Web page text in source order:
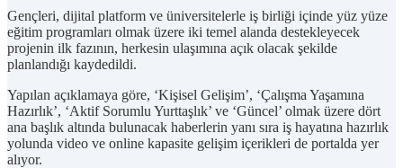
Gençleri, dijital platform ve üniversitelerle iş birliği içinde yüz yüze
eğitim programları olmak üzere iki temel alanda destekleyecek
projenin ilk fazının, herkesin ulaşımına açık olacak şekilde
planlandığı kaydedildi.
Yapılan açıklamaya göre, ‘Kişisel Gelişim’, ‘Çalışma Yaşamına
Hazırlık’, ‘Aktif Sorumlu Yurttaşlık’ ve ‘Güncel’ olmak üzere dört
ana başlık altında bulunacak haberlerin yanı sıra iş hayatına hazırlık
yolunda video ve online kapasite gelişim içerikleri de portalda yer
alıyor.